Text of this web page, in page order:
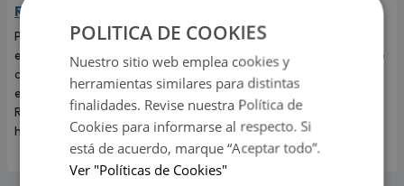
Rivadeneira
Por primera vez, el
exintegrante de Combate
contó cómo realmente afrontó
el fin de su relación con Korina
Rivadeneira, madre de sus dos
hijos.
El incidente que preocupó a
todos los televidentes de 'Esto
es guerra' ocurrió en pleno
programa en vivo.
POLITICA DE COOKIES
Nuestro sitio web emplea cookies y
herramientas similares para distintas
finalidades. Revise nuestra Política de
Cookies para informarse al respecto. Si
está de acuerdo, marque “Aceptar todo”.
Ver "Políticas de Cookies"